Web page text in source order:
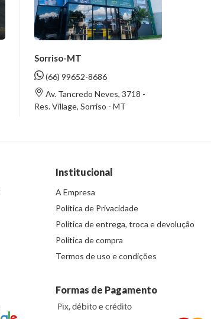
Sorriso-MT
(66) 99652-8686
Av. Tancredo Neves, 3718 -
Res. Village, Sorriso - MT
Institucional
A Empresa
Política de Privacidade
Política de entrega, troca e devolução
Política de compra
Termos de uso e condições
Formas de Pagamento